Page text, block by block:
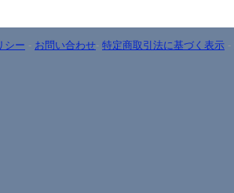
シー - お問い合わせ- 特定商取引法に基づく表示 -